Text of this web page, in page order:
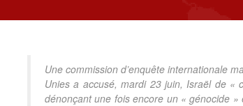
Une commission d’enquête internationale
Unies a accusé, mardi 23 juin, Israël de «
dénonçant une fois encore un « génocide